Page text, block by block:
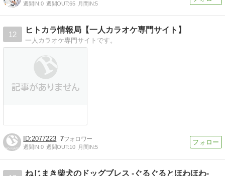
週間IN:0 週間OUT:65 月間IN:5
12
ヒトカラ情報局【一人カラオケ専門サイト】
一人カラオケ専門サイトです。
2077223 7
週間IN:0 週間OUT:10 月間IN:5
ねじまき柴犬のドッグブレス -ぐるぐるとほわほわ-